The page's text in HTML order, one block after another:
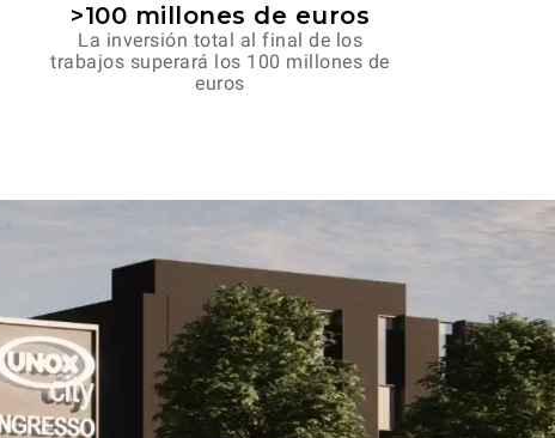
>100 millones de euros
La inversión total al final de los
trabajos superará los 100 millones de
euros